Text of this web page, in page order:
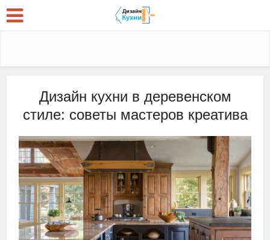
Дизайн кухни в деревенском
стиле: советы мастеров креатива